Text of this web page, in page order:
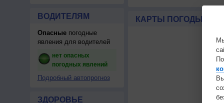
ВОДИТЕЛЯМ
Опасныепогодные
явления для водителей
нет опасных
погодных явлений
Подробный автопрогноз
ЗДОРОВЬЕ
к уничтожению
КАРТЫ ПОГОДЫ